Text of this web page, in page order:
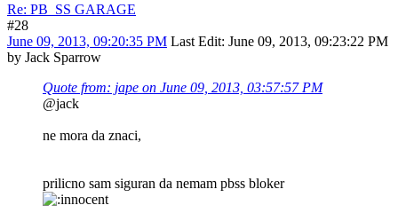
Re: PB_SS GARAGE
#28
June 09, 2013, 09:20:35 PM Last Edit: June 09, 2013, 09:23:22 PM
by Jack Sparrow
Quote from: jape on June 09, 2013, 03:57:57 PM
@jack
ne mora da znaci,
prilicno sam siguran da nemam pbss bloker